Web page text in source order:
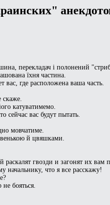
перекладач і полонений
їхня частина.
вас, где расположена ваша часть.
катуватимемо.
сейчас вас будут пытать.
мовчатиме.
й цвяшками.
гвозди и загонят их вам
начальнику, что я все расскажу!
бояться.